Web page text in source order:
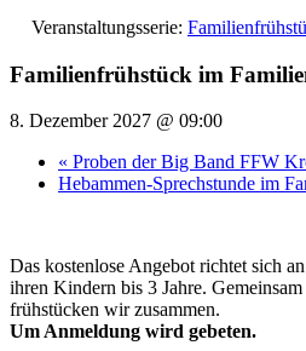
Veranstaltungsserie:
Familienfrühstück im
8. Dezember 2027 @ 09:00
« Proben der Big Band FFW
Hebammen-Sprechstunde im
Das kostenlose Angebot richtet sich
ihren Kindern bis 3 Jahre.
frühstücken wir zusammen.
Um Anmeldung wird gebeten.